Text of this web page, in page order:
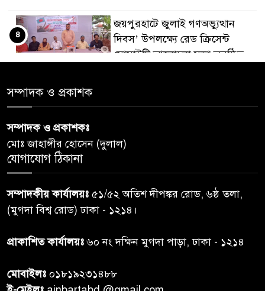
জয়পুরহাটে জুলাই গণঅভ্যুত্থান
দিবস’ উপলক্ষ্যে রেড ক্রিসেন্ট
সোসাইটি আলোচনা সভা অনুষ্ঠিত
৪
দিবস-২০২৬’।
৫
মাঝে ১৩ লক্ষ ১৫ হাজার টাকা
বিতরণ
৬
বান্দরবানে বন্যায় ক্ষতিগ্রস্তদের
সম্পাদক ও প্রকাশক
সম্পাদক ও প্রকাশকঃ
মোঃ জাহাঙ্গীর হোসেন (দুলাল)
যোগাযোগ ঠিকানা
সম্পাদকীয় কার্যালয়ঃ ৫১/৫২ অতিশ দীপঙ্কর রোড, ৬ষ্ঠ তলা,
(মুগদা বিশ্ব রোড) ঢাকা - ১২১৪।
প্রাকাশিত কার্যালয়ঃ৬০ নং দক্ষিন মুগদা পাড়া, ঢাকা - ১২১৪
মোবাইলঃ ০১৮১৯২৩১৪৮৮